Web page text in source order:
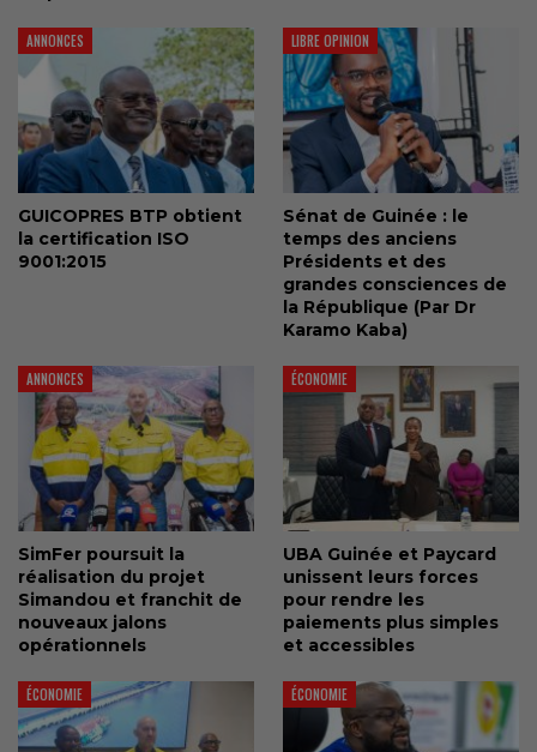
ANNONCES
GUICOPRES BTP obtient
la certification ISO
9001:2015
LIBRE OPINION
Sénat de Guinée : le
temps des anciens
Présidents et des
grandes consciences de
la République (Par Dr
Karamo Kaba)
ANNONCES
SimFer poursuit la
réalisation du projet
Simandou et franchit de
nouveaux jalons
opérationnels
ÉCONOMIE
UBA Guinée et Paycard
unissent leurs forces
pour rendre les
paiements plus simples
et accessibles
ÉCONOMIE ÉCONOMIE